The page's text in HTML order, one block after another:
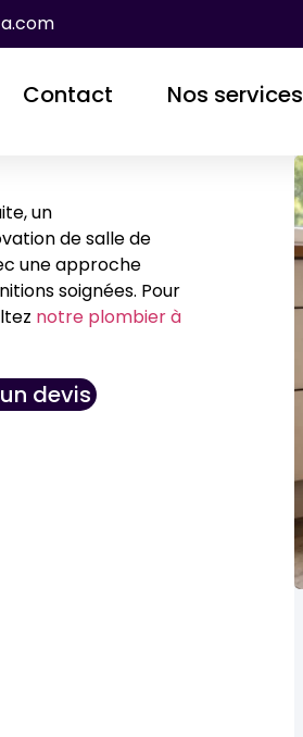
Contact Nos services
un
de salle de
une approche
soignées. Pour
notre plombier à
devis